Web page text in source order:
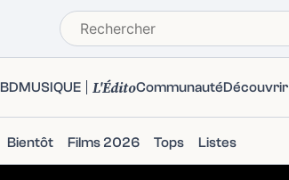
BDMUSIQUE L'ÉditoCommunautéDécouvrir
Bientôt Films 2026 Tops Listes